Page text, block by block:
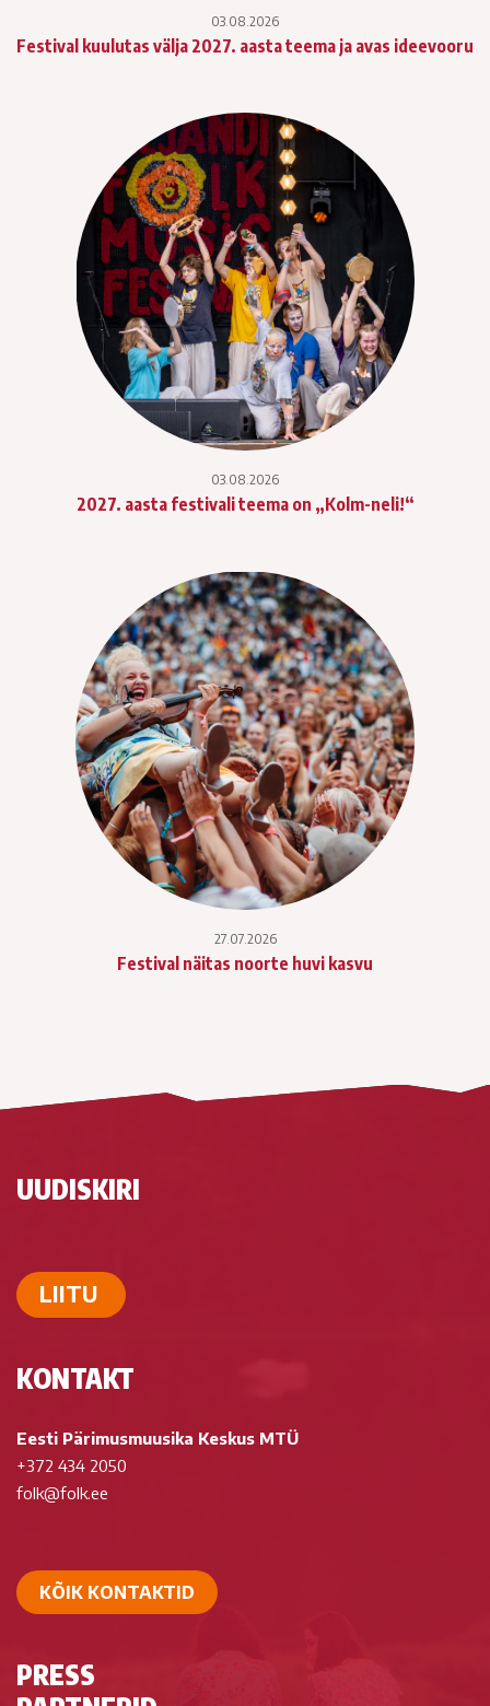
03.08.2026
Festival kuulutas välja 2027. aasta teema ja avas ideevooru
03.08.2026
2027. aasta festivali teema on „Kolm-neli!“
27.07.2026
Festival näitas noorte huvi kasvu
UUDISKIRI
LIITU
KONTAKT
Eesti Pärimusmuusika Keskus MTÜ
+372 434 2050
folk@folk.ee
KÕIK KONTAKTID
PRESS